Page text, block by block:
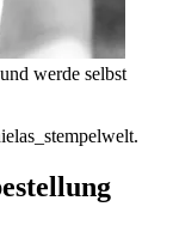
werde selbst